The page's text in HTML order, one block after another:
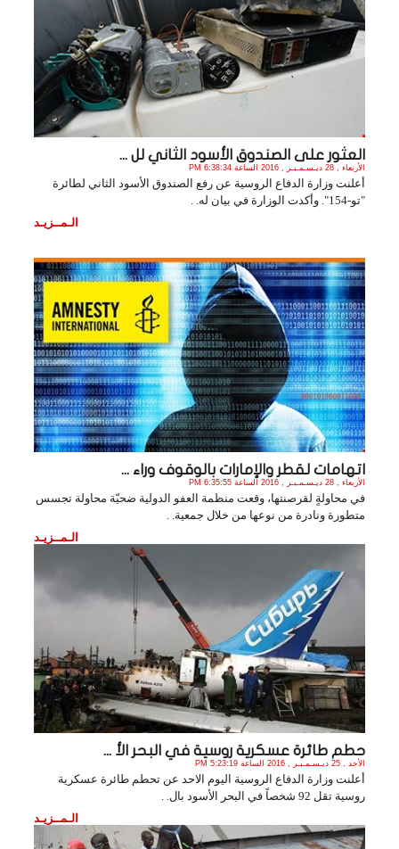
العثور على الصندوق الأسود الثاني لل ...
الأربعاء , 28 ديـسـمـبـر , 2016 الساعة 6:38:34 PM
أعلنت وزارة الدفاع الروسية عن رفع الصندوق الأسود الثاني لطائرة
"تو-154". وأكدت الوزارة في بيان له. .
الـمــزيـد
اتهامات لقطر والإمارات بالوقوف وراء ...
الأربعاء , 28 ديـسـمـبـر , 2016 الساعة 6:35:55 PM
في محاولةٍ لقرصنتها، وقعت منظمة العفو الدولية ضحيّة محاولة تجسس
متطورة ونادرة من نوعها من خلال جمعية. .
الـمــزيـد
حطم طائرة عسكرية روسية في البحر الأ ...
الأحد , 25 ديـسـمـبـر , 2016 الساعة 5:23:19 PM
أعلنت وزارة الدفاع الروسية اليوم الاحد عن تحطم طائرة عسكرية
روسية تقل 92 شخصاً في البحر الأسود بال. .
الـمــزيـد